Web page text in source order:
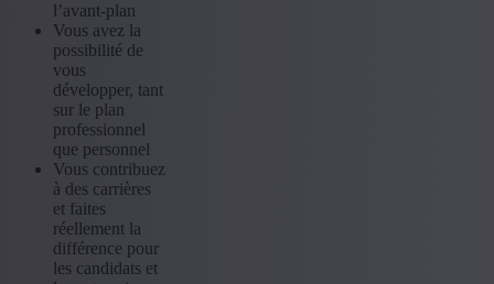
l’avant-plan
Vous avez la
possibilité de
vous
développer, tant
sur le plan
professionnel
que personnel
Vous contribuez
à des carrières
et faites
réellement la
différence pour
les candidats et